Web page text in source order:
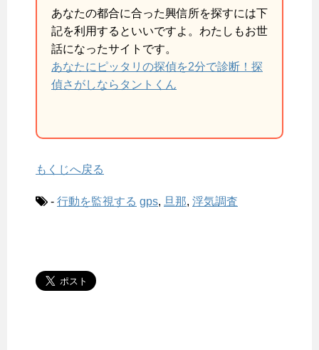
あなたの都合に合った興信所を探すには下
記を利用するといいですよ。わたしもお世
話になったサイトです。
あなたにピッタリの探偵を2分で診断！探
偵さがしならタントくん
もくじへ戻る
- 行動を監視する gps, 旦那, 浮気調査